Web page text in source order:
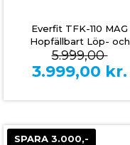
Everfit TFK-110 MAG
Hopfällbart Löp- och
Gåband
5.999,00
3.999,00 kr.
SPARA 3.000,-